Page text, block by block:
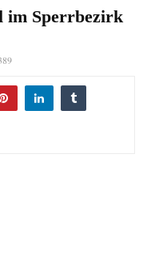
im Sperrbezirk